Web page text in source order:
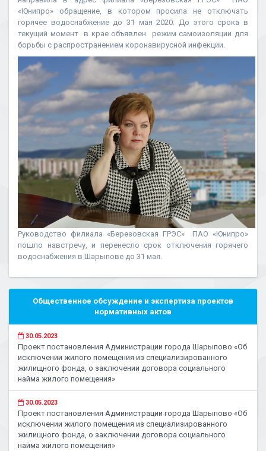
«Юнипро» обращение, в котором просила не отключать
горячее водоснабжение до 31 мая 2020. До этого срока в
текущий момент в крае объявлен режим самоизоляции для
борьбы с распространением коронавирусной инфекции.
Руководство филиала «Березовская ГРЭС» ПАО «Юнипро»
пошло навстречу, и перенесло срок отключения горячего
водоснабжения в Шарыпове до 31 мая.
Общественное обсуждение и экспертиза проектов
нормативных актов
30.05.2023
Проект постановления Администрации города Шарыпово «Об
исключении жилого помещения из специализированного
жилищного фонда, о заключении договора социального
найма жилого помещения»
30.05.2023
Проект постановления Администрации города Шарыпово «Об
исключении жилого помещения из специализированного
жилищного фонда, о заключении договора социального
найма жилого помещения»